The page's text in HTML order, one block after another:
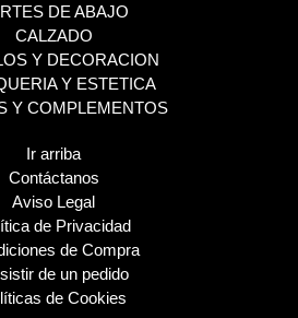
DE ABAJO
CALZADO
Y DECORACION
Y ESTETICA
Y COMPLEMENTOS
Ir arriba
Contáctanos
Aviso Legal
de Privacidad
de Compra
de un pedido
de Cookies